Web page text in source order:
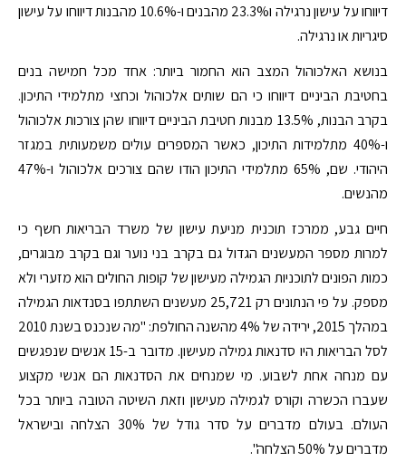
דיווחו על עישון נרגילה ו23.3% מהבנים ו-10.6% מהבנות דיווחו על עישון
סיגריות או נרגילה.
בנושא האלכוהול המצב הוא החמור ביותר: אחד מכל חמישה בנים
בחטיבת הביניים דיווחו כי הם שותים אלכוהול וכחצי מתלמידי התיכון.
בקרב הבנות, 13.5% מבנות חטיבת הביניים דיווחו שהן צורכות אלכוהול
ו-40% מתלמידות התיכון, כאשר המספרים עולים משמעותית במגזר
היהודי. שם, 65% מתלמידי התיכון הודו שהם צורכים אלכוהול ו-47%
מהנשים.
חיים גבע, ממרכז תוכנית מניעת עישון של משרד הבריאות חשף כי
למרות מספר המעשנים הגדול גם בקרב בני נוער וגם בקרב מבוגרים,
כמות הפונים לתוכניות הגמילה מעישון של קופות החולים הוא מזערי ולא
מספק. על פי הנתונים רק 25,721 מעשנים השתתפו בסנדאות הגמילה
במהלך 2015, ירידה של 4% מהשנה החולפת: "מה שנכנס בשנת 2010
לסל הבריאות היו סדנאות גמילה מעישון. מדובר ב-15 אנשים שנפגשים
עם מנחה אחת לשבוע. מי שמנחים את הסדנאות הם אנשי מקצוע
שעברו הכשרה וקורס לגמילה מעישון וזאת השיטה הטובה ביותר בכל
העולם. בעולם מדברים על סדר גודל של 30% הצלחה ובישראל
מדברים על 50% הצלחה".